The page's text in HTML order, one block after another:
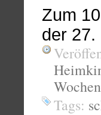
Zum
der 27.
Tags: